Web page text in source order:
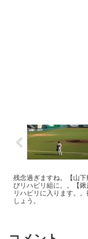
残念過ぎますね。【山
びリハビリ組に。。【
リハビリに入ります。
しょう。